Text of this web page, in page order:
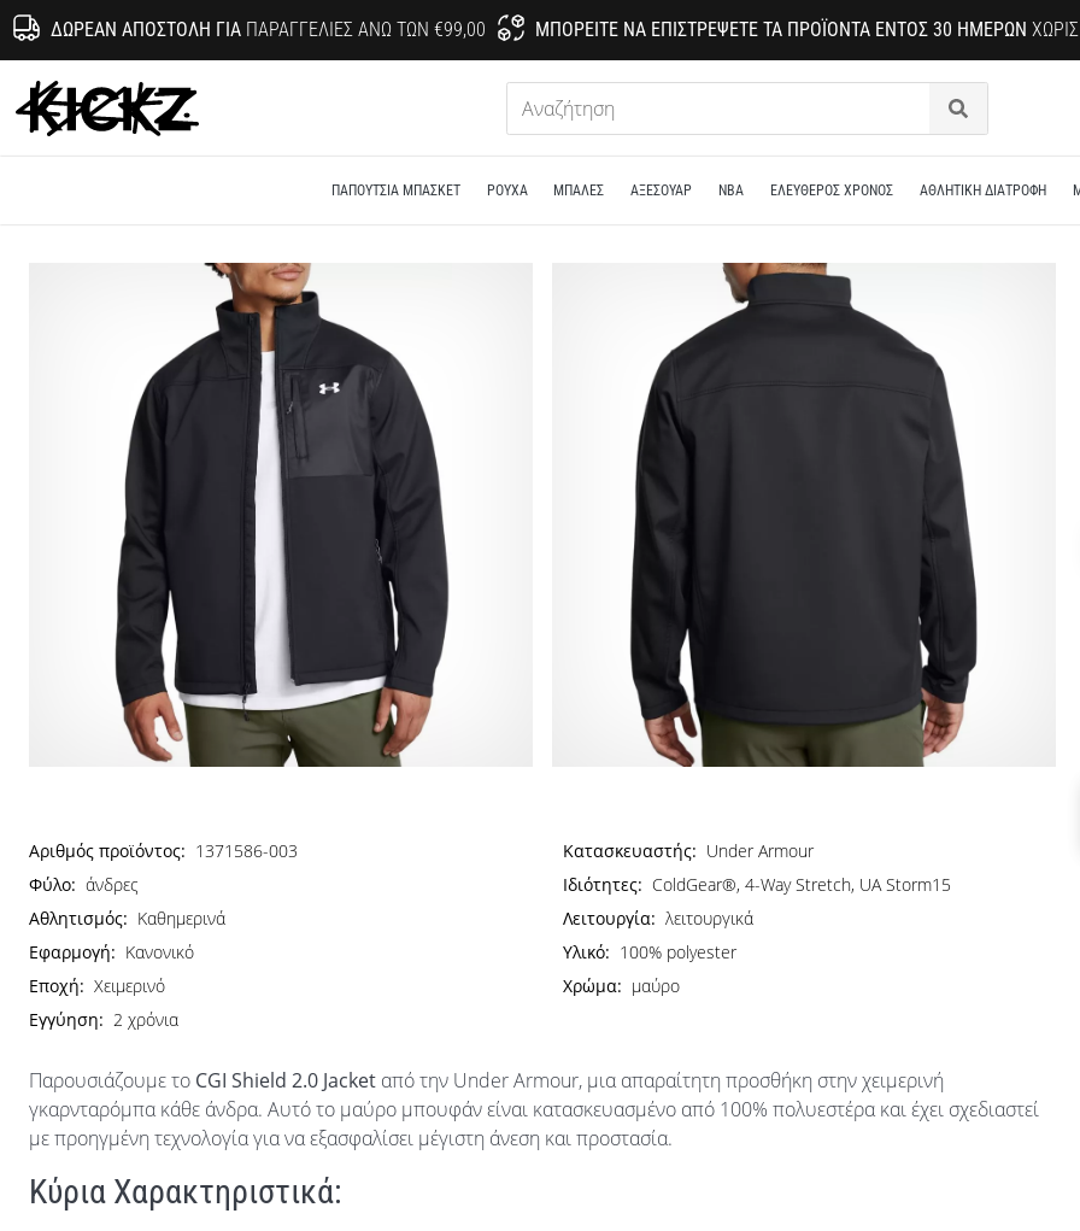
ΔΩΡΕΆΝ ΑΠΟΣΤΟΛΉ ΓΙΑΠΑΡΑΓΓΕΛΊΕΣ ΆΝΩ ΤΩΝ €99,00 ΜΠΟΡΕΊΤΕ ΝΑ ΕΠΙΣΤΡΈΨΕΤΕ ΤΑ ΠΡΟΪΌΝΤΑ ΕΝΤΌΣ 30 ΗΜΕΡΏΝ
KICKZ.gr
Αναζήτηση
ΠΑΠΟΎΤΣΙΑ ΜΠΆΣΚΕΤ ΡΟΎΧΑ ΜΠΑΛΕΣ ΑΞΕΣΟΥΑΡ NBA ΕΛΕΥΘΕΡΟΣ ΧΡΟΝΟΣ ΑΘΛΗΤΙΚΗ ΔΙΑΤΡΟΦΗ
Αριθμός προϊόντος: 1371586-003 Κατασκευαστής: Under Armour
Φύλο: άνδρες Ιδιότητες: ColdGear®, 4-Way Stretch, UA Storm15
Αθλητισμός: Καθημερινά Λειτουργία: λειτουργικά
Εφαρμογή: Κανονικό Υλικό: 100% polyester
Εποχή: Χειμερινό Χρώμα: μαύρο
Εγγύηση: 2 χρόνια
Παρουσιάζουμε το CGI Shield 2.0 Jacket από την Under Armour, μια απαραίτητη προσθήκη στην χειμερινή
γκαρνταρόμπα κάθε άνδρα. Αυτό το μαύρο μπουφάν είναι κατασκευασμένο από 100% πολυεστέρα και έχει σχεδιαστεί
με προηγμένη τεχνολογία για να εξασφαλίσει μέγιστη άνεση και προστασία.
Κύρια Χαρακτηριστικά: